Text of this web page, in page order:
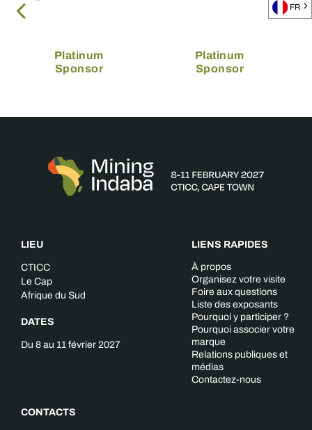
Platinum
Sponsor
Platinum
Sponsor
LIEU
CTICC
Le Cap
Afrique du Sud
DATES
Du 8 au 11 février 2027
CONTACTS
LIENS RAPIDES
À propos
Organisez votre visite
Foire aux questions
Liste des exposants
Pourquoi y participer ?
Pourquoi associer votre
marque
Relations publiques et
médias
Contactez-nous
FR